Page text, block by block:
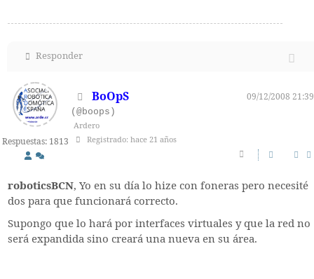
Responder
Respuestas: 1813
BoOpS
09/12/2008 21:39
(@boops)
Ardero
Registrado: hace 21 años
roboticsBCN, Yo en su día lo hize con foneras pero necesité
dos para que funcionará correcto.
Supongo que lo hará por interfaces virtuales y que la red no
será expandida sino creará una nueva en su área.